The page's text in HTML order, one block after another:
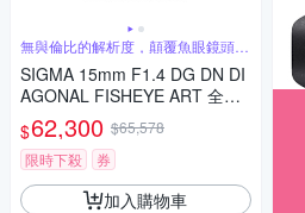
無與倫比的解析度，顛覆魚眼鏡頭的
傳統觀念
SIGMA 15mm F1.4 DG DN DI
AGONAL FISHEYE ART 全片
幅 魚眼定焦鏡頭 For SONY E-
mount (公司貨)
$62,300 $65,578
限時下殺
券
加入購物車